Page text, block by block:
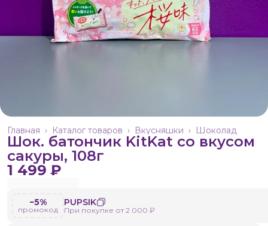
Шоколад
Вкусняшки ›
Каталог товаров ›
Главная ›
Шок. батончик KitKat со вкусом
сакуры, 108г
1 499 ₽
−5%
промокод
PUPSIK
При покупке от 2 000 ₽